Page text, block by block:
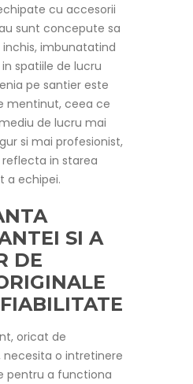
cu accesorii
sunt concepute sa
imbunatatind
spatiile de lucru
pe santier este
mentinut, ceea ce
de lucru mai
si mai profesionist,
in starea
a echipei.
SI A
DE
oricat de
o intretinere
pentru a functiona